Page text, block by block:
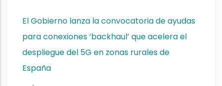
El Gobierno lanza la convocatoria de ayudas
para conexiones ‘backhaul’ que acelera el
despliegue del 5G en zonas rurales de
España